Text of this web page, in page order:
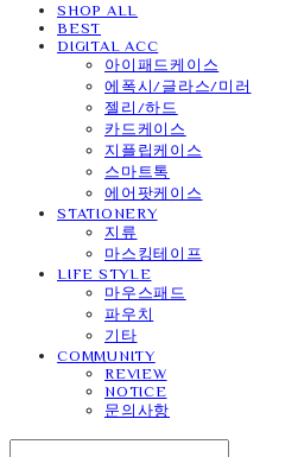
SHOP ALL
BEST
DIGITAL ACC
아이패드케이스
에폭시/글라스/미러
젤리/하드
카드케이스
지플립케이스
스마트톡
에어팟케이스
STATIONERY
지류
마스킹테이프
LIFE STYLE
마우스패드
파우치
기타
COMMUNITY
REVIEW
NOTICE
문의사항